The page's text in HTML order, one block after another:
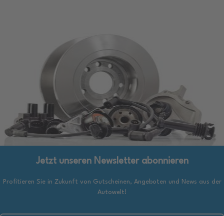
Jetzt unseren Newsletter abonnieren
Profitieren Sie in Zukunft von Gutscheinen, Angeboten und News aus der
Autowelt!